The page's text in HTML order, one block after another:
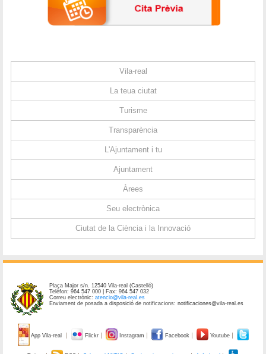
Vila-real
La teua ciutat
Turisme
Transparència
L'Ajuntament i tu
Ajuntament
Àrees
Seu electrònica
Ciutat de la Ciència i la Innovació
Plaça Major s/n. 12540 Vila-real (Castelló)
Telèfon: 964 547 000 | Fax: 964 547 032
Correu electrònic:atencio@vila-real.es
Enviament de posada a disposició de notificacions: notificaciones@vila-real.es
App Vila-real Flickr Instagram Facebook Youtube